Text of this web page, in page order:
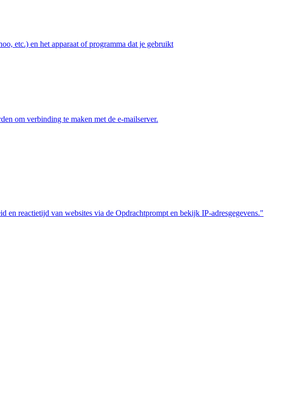
etc.) en het apparaat of programma dat je gebruikt
om verbinding te maken met de e-mailserver.
en reactietijd van websites via de Opdrachtprompt en bekijk IP-adresgegevens."